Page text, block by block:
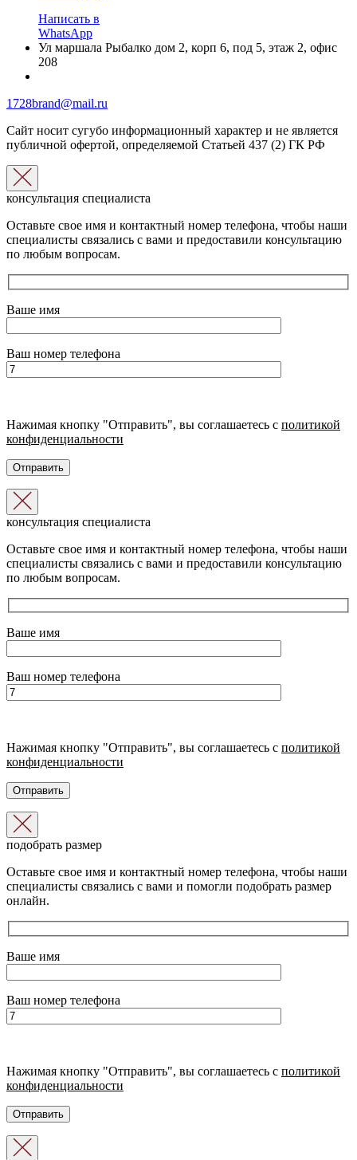
Написать в
WhatsApp
Ул маршала Рыбалко дом 2, корп 6, под 5, этаж 2, офис
208
1728brand@mail.ru
Сайт носит сугубо информационный характер и не является
публичной офертой, определяемой Статьей 437 (2) ГК РФ
консультация специалиста
Оставьте свое имя и контактный номер телефона, чтобы наши
специалисты связались с вами и предоставили консультацию
по любым вопросам.
Ваше имя
Ваш номер телефона
Нажимая кнопку "Отправить", вы соглашаетесь с политикой
конфиденциальности
консультация специалиста
Оставьте свое имя и контактный номер телефона, чтобы наши
специалисты связались с вами и предоставили консультацию
по любым вопросам.
Ваше имя
Ваш номер телефона
Нажимая кнопку "Отправить", вы соглашаетесь с политикой
конфиденциальности
подобрать размер
Оставьте свое имя и контактный номер телефона, чтобы наши
специалисты связались с вами и помогли подобрать размер
онлайн.
Ваше имя
Ваш номер телефона
Нажимая кнопку "Отправить", вы соглашаетесь с политикой
конфиденциальности